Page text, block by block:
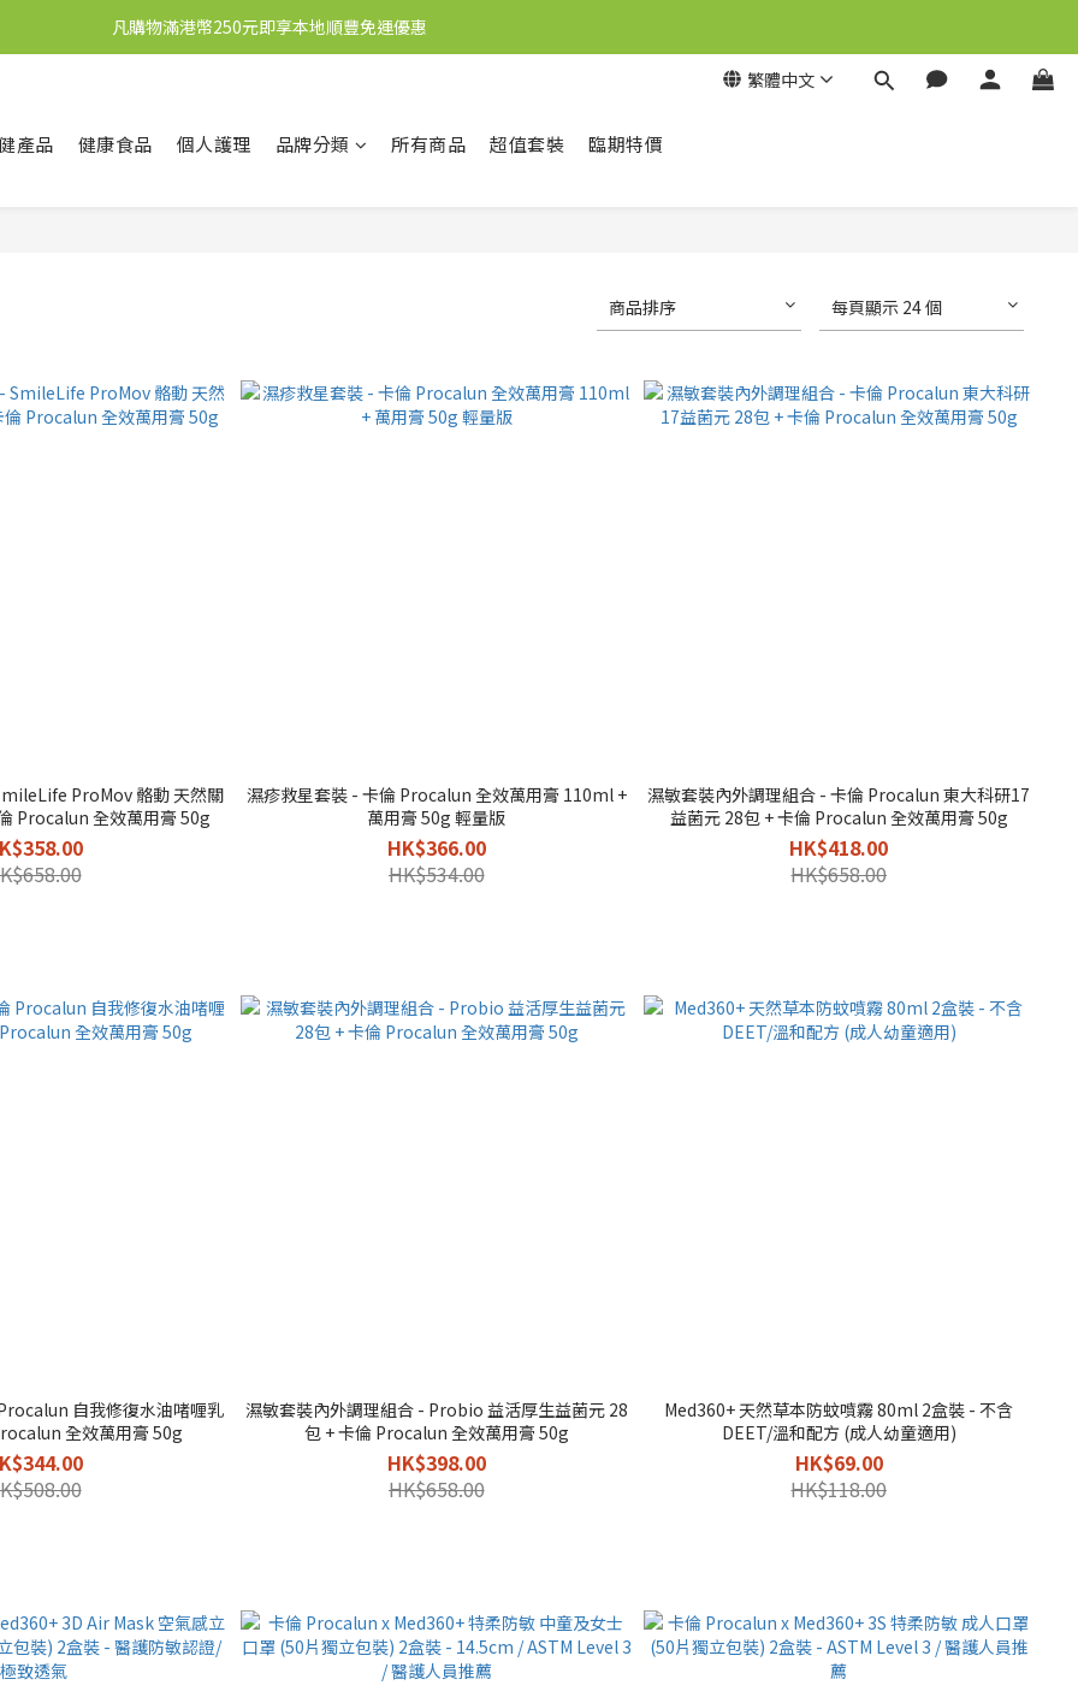
新會員送10元購物金
凡購物滿港幣250元即享本地順豐免運優惠
繁體中文
產品 健康食品 個人護理 品牌分類 所有商品 超值套裝 臨期特價
商品排序 每頁顯示 24 個
ProMov 骼動 天然關
Procalun 全效萬用膏 50g
濕疹救星套裝 - 卡倫 Procalun 全效萬用膏 110ml +
萬用膏 50g 輕量版
HK$366.00
HK$534.00
濕敏套裝內外調理組合 - 卡倫 Procalun 東大科研17
益菌元 28包 + 卡倫 Procalun 全效萬用膏 50g
HK$418.00
HK$658.00
自我修復水油啫喱乳
全效萬用膏 50g
濕敏套裝內外調理組合 - Probio 益活厚生益菌元 28
包 + 卡倫 Procalun 全效萬用膏 50g
HK$398.00
HK$658.00
Med360+ 天然草本防蚊噴霧 80ml 2盒裝 - 不含
DEET/溫和配方 (成人幼童適用)
HK$69.00
HK$118.00